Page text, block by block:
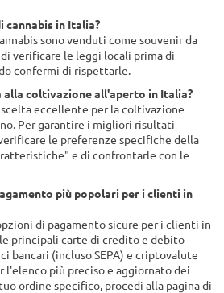
cannabis in Italia?
sono venduti come souvenir da
verificare le leggi locali prima di
confermi di rispettarle.
coltivazione all'aperto in Italia?
eccellente per la coltivazione
Per garantire i migliori risultati
le preferenze specifiche della
e di confrontarle con le
più popolari per i clienti in
di pagamento sicure per i clienti in
principali carte di credito e debito
bancari (incluso SEPA) e criptovalute
l'elenco più preciso e aggiornato dei
ordine specifico, procedi alla pagina di